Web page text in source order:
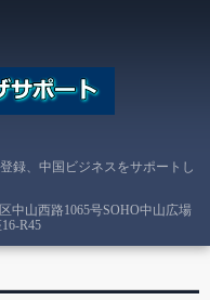
録、中国ビジネスをサポートし
中山西路1065号SOHO中山広場
R45